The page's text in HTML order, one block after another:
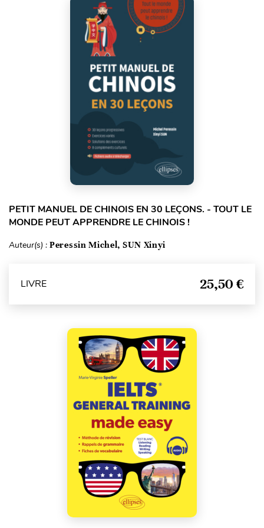
PETIT MANUEL DE CHINOIS EN 30 LEÇONS. - TOUT LE
MONDE PEUT APPRENDRE LE CHINOIS !
Auteur(s) : Peressin Michel, SUN Xinyi
LIVRE 25,50 €